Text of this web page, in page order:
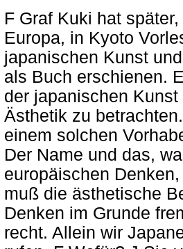
F Graf Kuki hat
Europa, in Kyoto
japanischen Kunst
als Buch erschienen.
der japanischen
Ästhetik zu
einem solchen
Der Name und das,
europäischen
muß die ästhetische
Denken im Grunde
recht. Allein wir